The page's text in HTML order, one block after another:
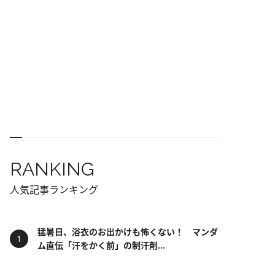
RANKING
人気記事ランキング
猛暑日、浴衣のお出かけも怖くない！ マンダ
ム直伝「汗をかく前」の制汗剤...